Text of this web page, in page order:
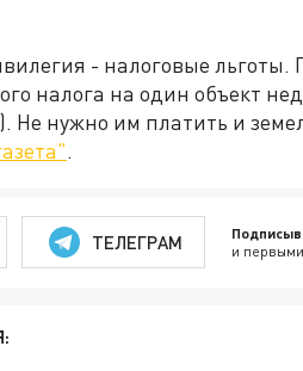
- налоговые льготы.
налога на один объект
Не нужно им платить и
.
ТЕЛЕГРАМ и